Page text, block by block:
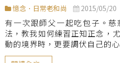
憶念．日常老和尚 2015/05/20
有一次跟師父一起吃包子。
法，教我如何練習正知正念，
動的境界時，更要調伏自己的